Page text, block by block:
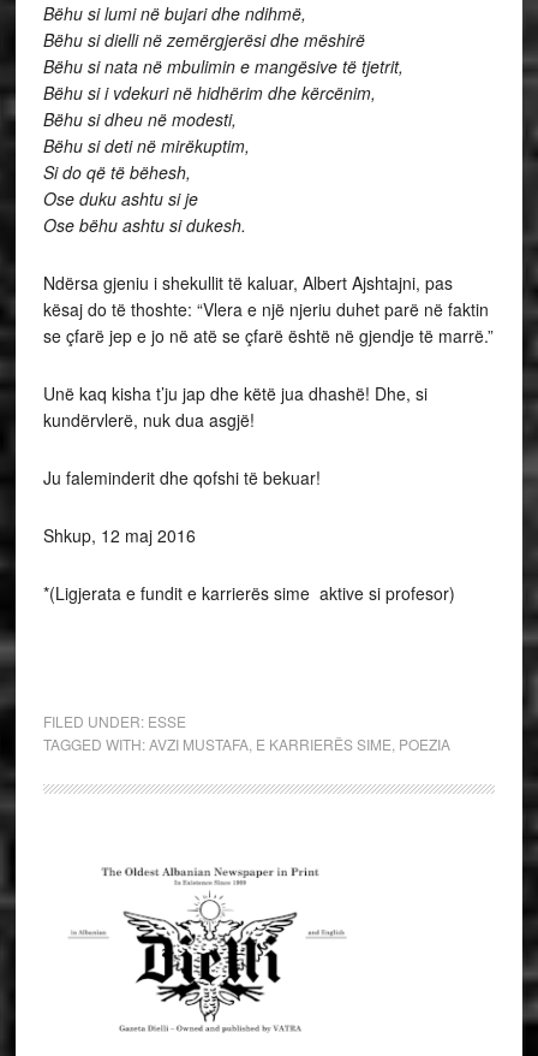
Bëhu si lumi në bujari dhe ndihmë,
Bëhu si dielli në zemërgjerësi dhe mëshirë
Bëhu si nata në mbulimin e mangësive të tjetrit,
Bëhu si i vdekuri në hidhërim dhe kërcënim,
Bëhu si dheu në modesti,
Bëhu si deti në mirëkuptim,
Si do që të bëhesh,
Ose duku ashtu si je
Ose bëhu ashtu si dukesh.
Ndërsa gjeniu i shekullit të kaluar, Albert Ajshtajni, pas
kësaj do të thoshte: “Vlera e një njeriu duhet parë në faktin
se çfarë jep e jo në atë se çfarë është në gjendje të marrë.”
Unë kaq kisha t’ju jap dhe këtë jua dhashë! Dhe, si
kundërvlerë, nuk dua asgjë!
Ju faleminderit dhe qofshi të bekuar!
Shkup, 12 maj 2016
*(Ligjerata e fundit e karrierës sime aktive si profesor)
FILED UNDER: ESSE
TAGGED WITH:AVZI MUSTAFA, E KARRIERËS SIME POEZIA